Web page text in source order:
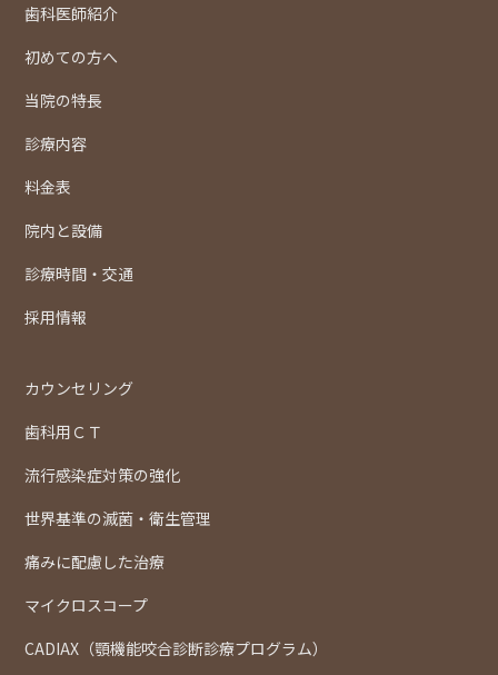
歯科医師紹介
初めての方へ
当院の特長
診療内容
料金表
院内と設備
診療時間・交通
採用情報
カウンセリング
歯科用ＣＴ
流行感染症対策の強化
世界基準の滅菌・衛生管理
痛みに配慮した治療
マイクロスコープ
CADIAX（顎機能咬合診断診療プログラム）